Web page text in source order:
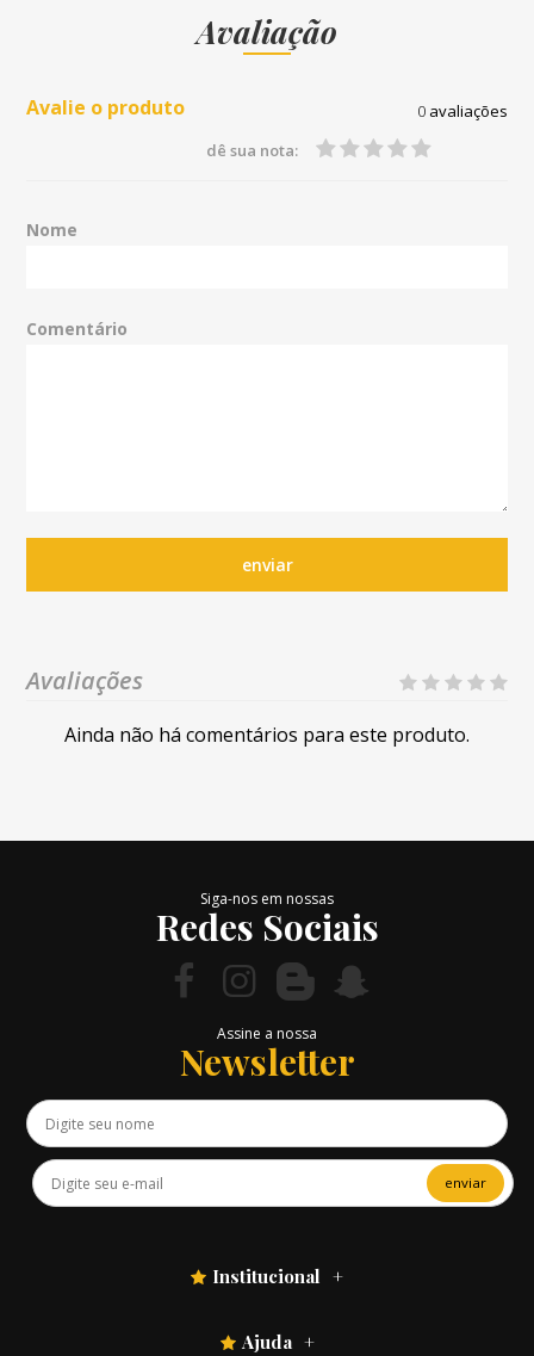
Avaliação
Avalie o produto 0avaliações
dê sua nota:
Nome
Comentário
enviar
Avaliações
Ainda não há comentários para este produto.
Siga-nos em nossas
Redes Sociais
Assine a nossa
Newsletter
enviar
Institucional
Ajuda